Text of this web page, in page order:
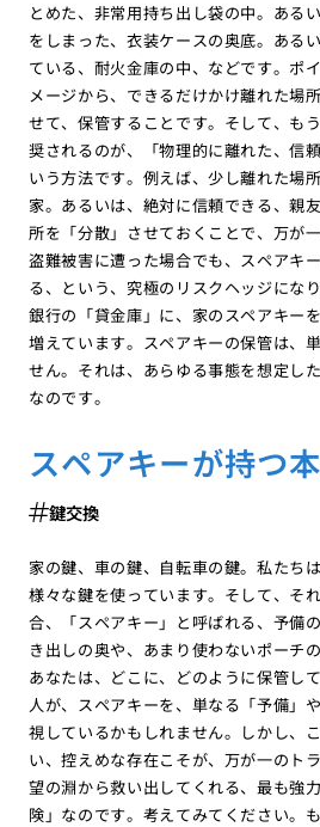
とめた、非常用持ち出し袋の中。ある
をしまった、衣装ケースの奥底。ある
ている、耐火金庫の中、などです。ポ
メージから、できるだけかけ離れた場
せて、保管することです。そして、も
奨されるのが、「物理的に離れた、信
いう方法です。例えば、少し離れた場
家。あるいは、絶対に信頼できる、親
所を「分散」させておくことで、万が
盗難被害に遭った場合でも、スペアキ
る、という、究極のリスクヘッジにな
銀行の「貸金庫」に、家のスペアキー
増えています。スペアキーの保管は、
せん。それは、あらゆる事態を想定し
なのです。
スペアキーが持つ
鍵交換
家の鍵、車の鍵、自転車の鍵。私たち
様々な鍵を使っています。そして、そ
合、「スペアキー」と呼ばれる、予備
き出しの奥や、あまり使わないポーチ
あなたは、どこに、どのように保管し
人が、スペアキーを、単なる「予備」
視しているかもしれません。しかし、
い、控えめな存在こそが、万が一のト
望の淵から救い出してくれる、最も強
険」なのです。考えてみてください。